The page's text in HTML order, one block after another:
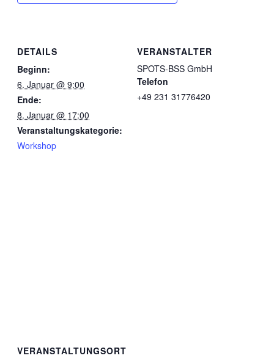
DETAILS
Beginn:
6. Januar @ 9:00
Ende:
8. Januar @ 17:00
Veranstaltungskategorie:
Workshop
VERANSTALTER
SPOTS-BSS GmbH
Telefon
+49 231 31776420
VERANSTALTUNGSORT